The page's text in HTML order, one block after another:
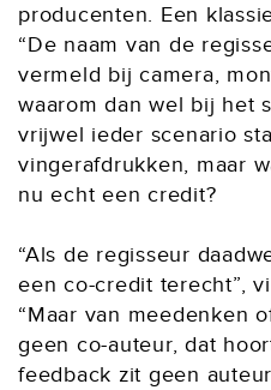
producenten. Een
“De naam van de
vermeld bij camera,
waarom dan wel bij het
vrijwel ieder scenario
vingerafdrukken, maar
nu echt een credit?
“Als de regisseur
een co-credit terecht”,
“Maar van meedenken
geen co-auteur, dat
feedback zit geen